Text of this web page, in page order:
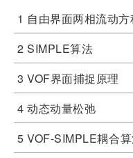
1 自由界面两相流动方
2 SIMPLE算法
3 VOF界面捕捉原理
4 动态动量松弛
5 VOF-SIMPLE耦合